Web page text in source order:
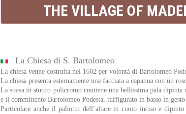
THE VILLAGE OF
La Chiesa di S. Bartolomeo
La chiesa venne costruita nel 1602 per volontà di Bartolomeo
La chiesa presenta esternamente una facciata a capanna con un
La soasa in stucco policromo contiene una bellissima pala
e il committente Bartolomeo Podestà, raffigurato in basso in
Particolare anche il paliotto dell’altare in cuoio inciso e